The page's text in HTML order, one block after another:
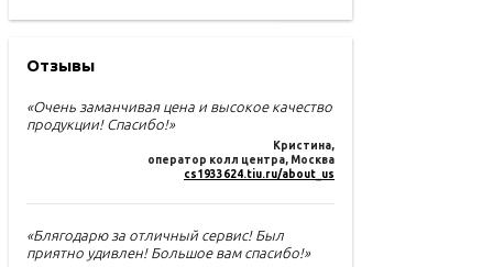
Отзывы
«Очень заманчивая цена и высокое качество
продукции! Спасибо!»
Кристина,
оператор колл центра, Москва
cs1933624.tiu.ru/about_us
«Блягодарю за отличный сервис! Был
приятно удивлен! Большое вам спасибо!»